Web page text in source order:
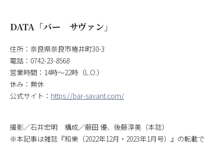
DATA「バー サヴァン」
住所：奈良県奈良市椿井町30-3
電話：0742-23-8568
営業時間：14時～22時（L.O.）
休み：無休
公式サイト： https://bar-savant.com/
撮影／石井宏明 構成／藤田 優、後藤淳美（本誌）
※本記事は雑誌『和樂（2022年12月・2023年1月号）』の転載で